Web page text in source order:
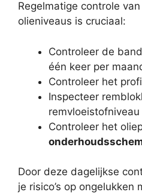
Regelmatige controle
olieniveaus is cruciaal:
Controleer de
één keer per
Controleer het
Inspecteer
remvloeistofniveau
Controleer het
Door deze dagelijkse
je risico’s op ongelukken